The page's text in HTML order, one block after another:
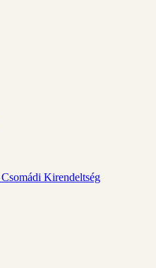
Kirendeltség